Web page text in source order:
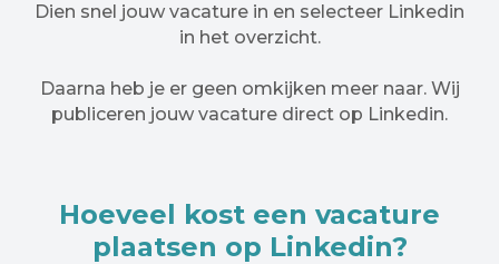
Dien snel jouw vacature in en selecteer Linkedin
in het overzicht.
Daarna heb je er geen omkijken meer naar. Wij
publiceren jouw vacature direct op Linkedin.
Hoeveel kost een vacature
plaatsen op Linkedin?